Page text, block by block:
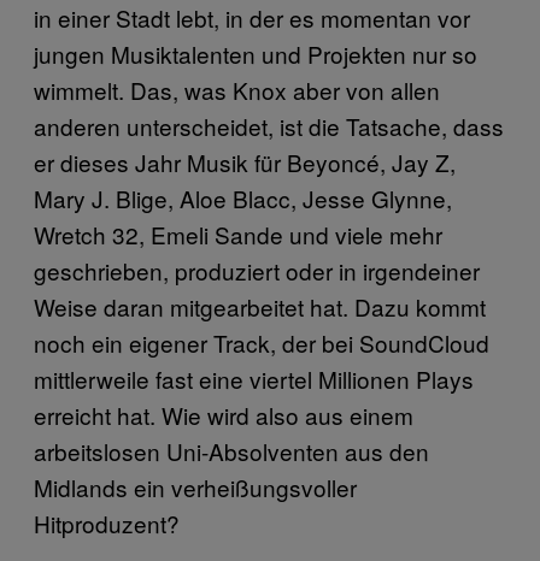
in einer Stadt lebt, in der es momentan vor
jungen Musiktalenten und Projekten nur so
wimmelt. Das, was Knox aber von allen
anderen unterscheidet, ist die Tatsache, dass
er dieses Jahr Musik für Beyoncé, Jay Z,
Mary J. Blige, Aloe Blacc, Jesse Glynne,
Wretch 32, Emeli Sande und viele mehr
geschrieben, produziert oder in irgendeiner
Weise daran mitgearbeitet hat. Dazu kommt
noch ein eigener Track, der bei SoundCloud
mittlerweile fast eine viertel Millionen Plays
erreicht hat. Wie wird also aus einem
arbeitslosen Uni-Absolventen aus den
Midlands ein verheißungsvoller
Hitproduzent?